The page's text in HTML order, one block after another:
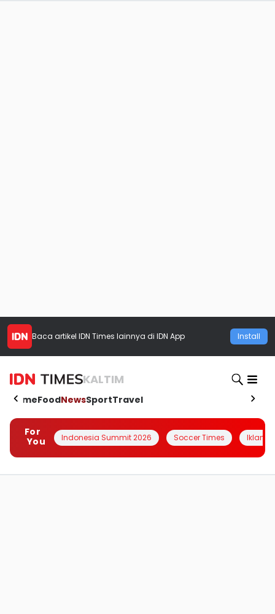
Baca artikel IDN Times lainnya di IDN App Install
KALTIM
HomeFoodNewsSportTravel
For
You
Indonesia Summit 2026 Soccer Times Iklanin